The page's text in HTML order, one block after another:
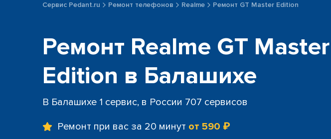
Сервис Pedant.ru Ремонт телефонов Realme Ремонт GT Master Edition
Ремонт Realme GT Master
Edition в Балашихе
В Балашихе 1 сервис, в России 707 сервисов
Ремонт при вас за 20 минут от 590 ₽